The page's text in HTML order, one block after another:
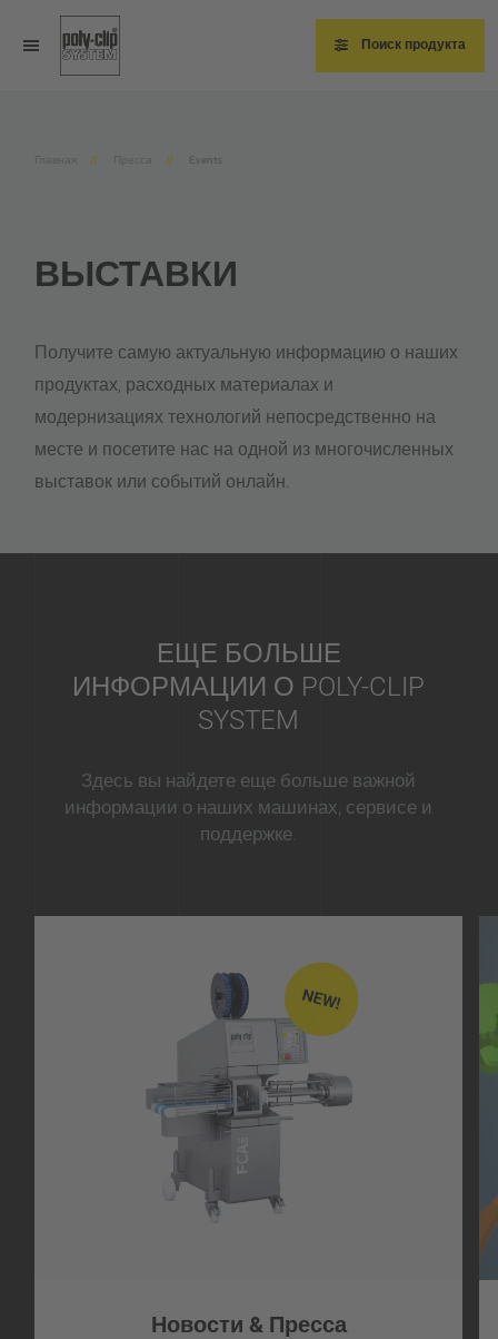
основному
содержанию
Поиск продукта
Главная Пресса Events
ВЫСТАВКИ
Получите самую актуальную информацию о наших
продуктах, расходных материалах и
модернизациях технологий непосредственно на
месте и посетите нас на одной из многочисленных
выставок или событий онлайн.
ЕЩЕ БОЛЬШЕ
ИНФОРМАЦИИ О POLY-CLIP
SYSTEM
Здесь вы найдете еще больше важной
информации о наших машинах, сервисе и
поддержке.
Новости & Пресса